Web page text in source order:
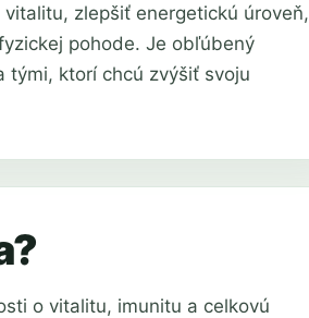
zlepšiť energetickú úroveň,
pohode. Je obľúbený
tými, ktorí chcú zvýšiť svoju
o vitalitu, imunitu a celkovú